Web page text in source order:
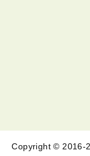
Copyright © 2016-